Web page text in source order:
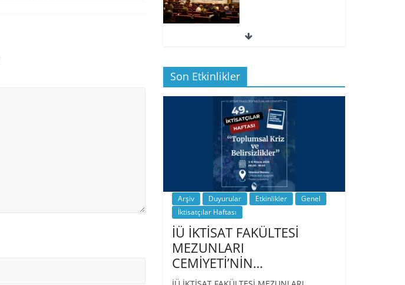
49. İktisatçılar Haftası
BİZ İKTİSATLILAR:
İÇİMİZDEN BİRİ PROF.…
Son Etkinlikler
Arşiv Duyurular Etkinlikler
Genel
İktisatçılar Haftası
İÜ İKTİSAT FAKÜLTESİ
MEZUNLARI
CEMİYETİ’NİN…